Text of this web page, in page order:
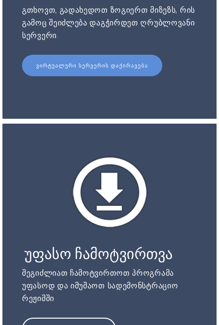
გთხოვთ, გადახედოთ ზოგიერთ მიზეზს, რის
გამოც შეიძლება დაგჭირდეთ ღრუბლოვანი
სერვერი.
ᲕᲘᲠᲢᲣᲐᲚᲣᲠᲘ ᲡᲔᲠᲕᲔᲠᲘᲡ ᲓᲐᲥᲘᲠᲐᲕᲔᲑᲐ
უფასო ჩამოტვირთვა
შეგიძლიათ ჩამოტვირთოთ პროგრამა
უფასოდ და იმუშაოთ სადემონსტრაციო
რეჟიმში